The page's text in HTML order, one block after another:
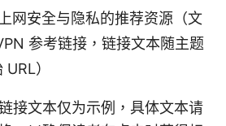
网安全与隐私的推荐资源（文
参考链接，链接文本随主题
）
接文本仅为示例，具体文本请